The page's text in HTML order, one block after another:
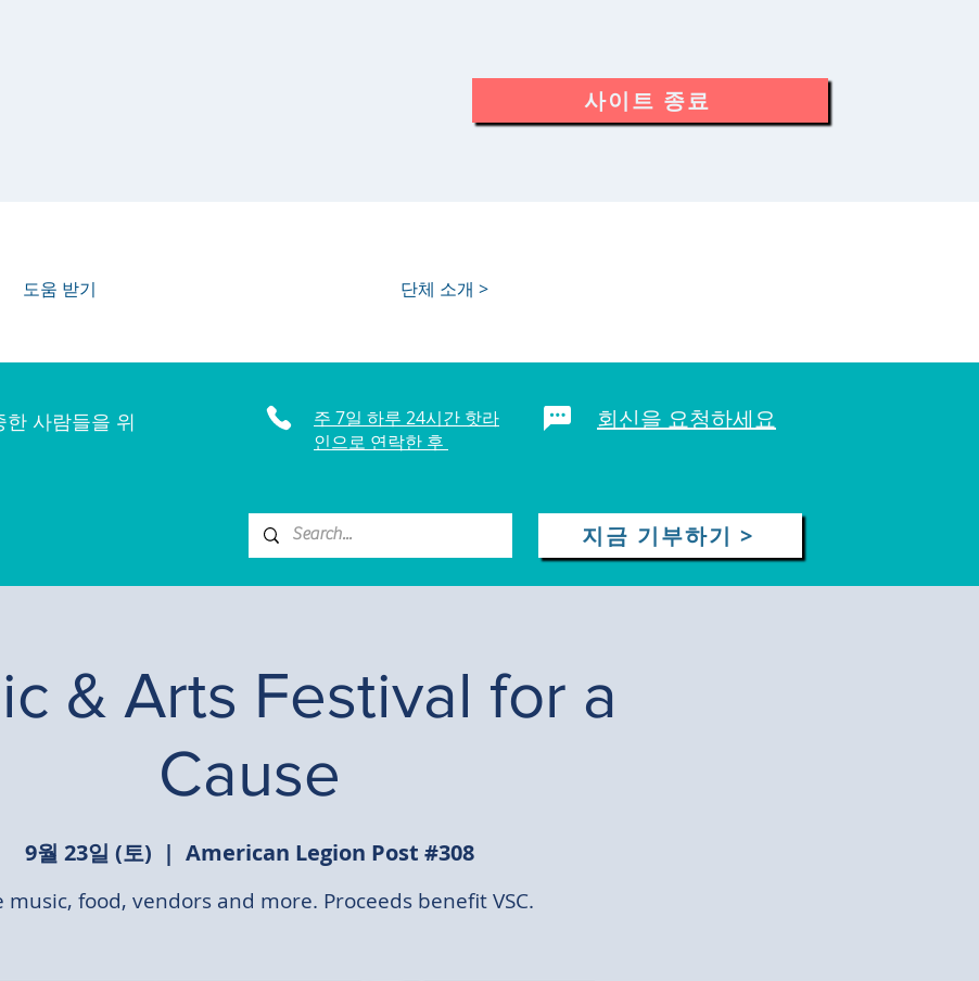
사이트 종료
도움 받기 단체 소개 >
사람들을 위
주 7일 하루 24시간 핫라
인으로 연락한 후
회신을 요청하세요
지금 기부하기 >
& Arts Festival for a
Cause
9월 23일 (토)
  |
American Legion Post #308
music, food, vendors and more. Proceeds benefit VSC.